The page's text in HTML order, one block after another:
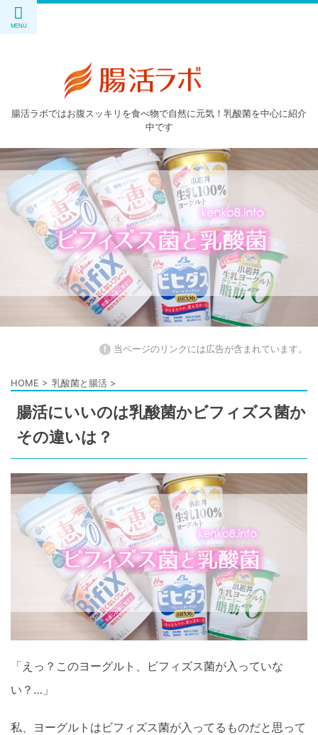
腸活ラボではお腹スッキリを食べ物で自然に元気！乳酸菌を中心に紹介
中です
! 当ページのリンクには広告が含まれています。
HOME > 乳酸菌と腸活 >
腸活にいいのは乳酸菌かビフィズス菌か
その違いは？
「えっ？このヨーグルト、ビフィズス菌が入っていな
い？…」
私、ヨーグルトはビフィズス菌が入ってるものだと思って